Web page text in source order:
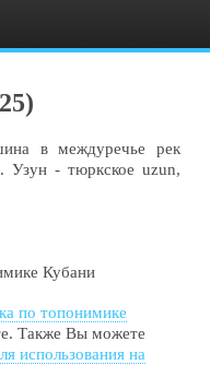
в междуречье рек
- тюркское uzun,
Кубани
по топонимике
Также Вы можете
использования на